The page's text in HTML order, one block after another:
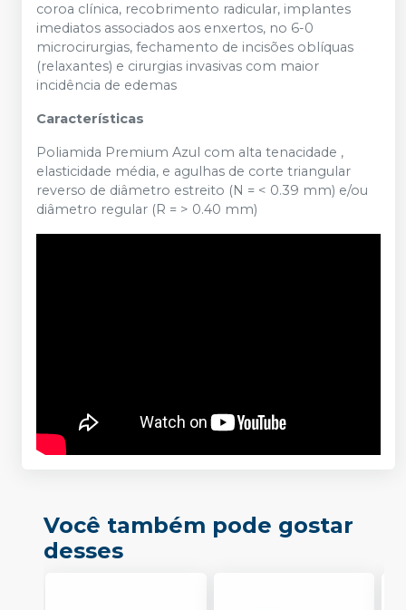
coroa clínica, recobrimento radicular, implantes
imediatos associados aos enxertos, no 6-0
microcirurgias, fechamento de incisões oblíquas
(relaxantes) e cirurgias invasivas com maior
incidência de edemas
Características
Poliamida Premium Azul com alta tenacidade ,
elasticidade média, e agulhas de corte triangular
reverso de diâmetro estreito (N = < 0.39 mm) e/ou
diâmetro regular (R = > 0.40 mm)
Você também pode gostar
desses